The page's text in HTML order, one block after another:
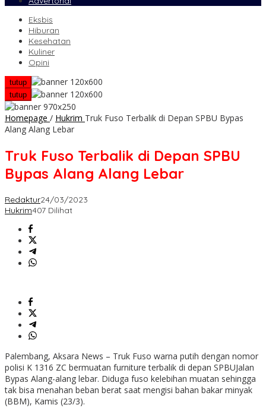
Eksbis
Hiburan
Kesehatan
Kuliner
Opini
tutup
tutup
Homepage / Hukrim Truk Fuso Terbalik di Depan SPBU Bypas
Alang Alang Lebar
Truk Fuso Terbalik di Depan SPBU
Bypas Alang Alang Lebar
Redaktur24/03/2023
Hukrim407 Dilihat
Palembang, Aksara News – Truk Fuso warna putih dengan nomor
polisi K 1316 ZC bermuatan furniture terbalik di depan SPBUJalan
Bypas Alang-alang lebar. Diduga fuso kelebihan muatan sehingga
tak bisa menahan beban berat saat mengisi bahan bakar minyak
(BBM), Kamis (23/3).